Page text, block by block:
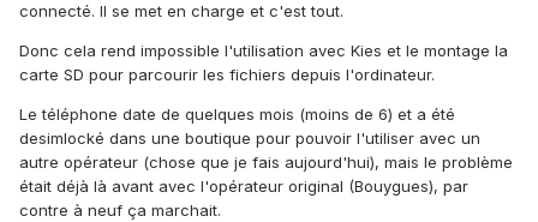
connecté. Il se met en charge et c'est tout.
Donc cela rend impossible l'utilisation avec Kies et le montage la
carte SD pour parcourir les fichiers depuis l'ordinateur.
Le téléphone date de quelques mois (moins de 6) et a été
desimlocké dans une boutique pour pouvoir l'utiliser avec un
autre opérateur (chose que je fais aujourd'hui), mais le problème
était déjà là avant avec l'opérateur original (Bouygues), par
contre à neuf ça marchait.